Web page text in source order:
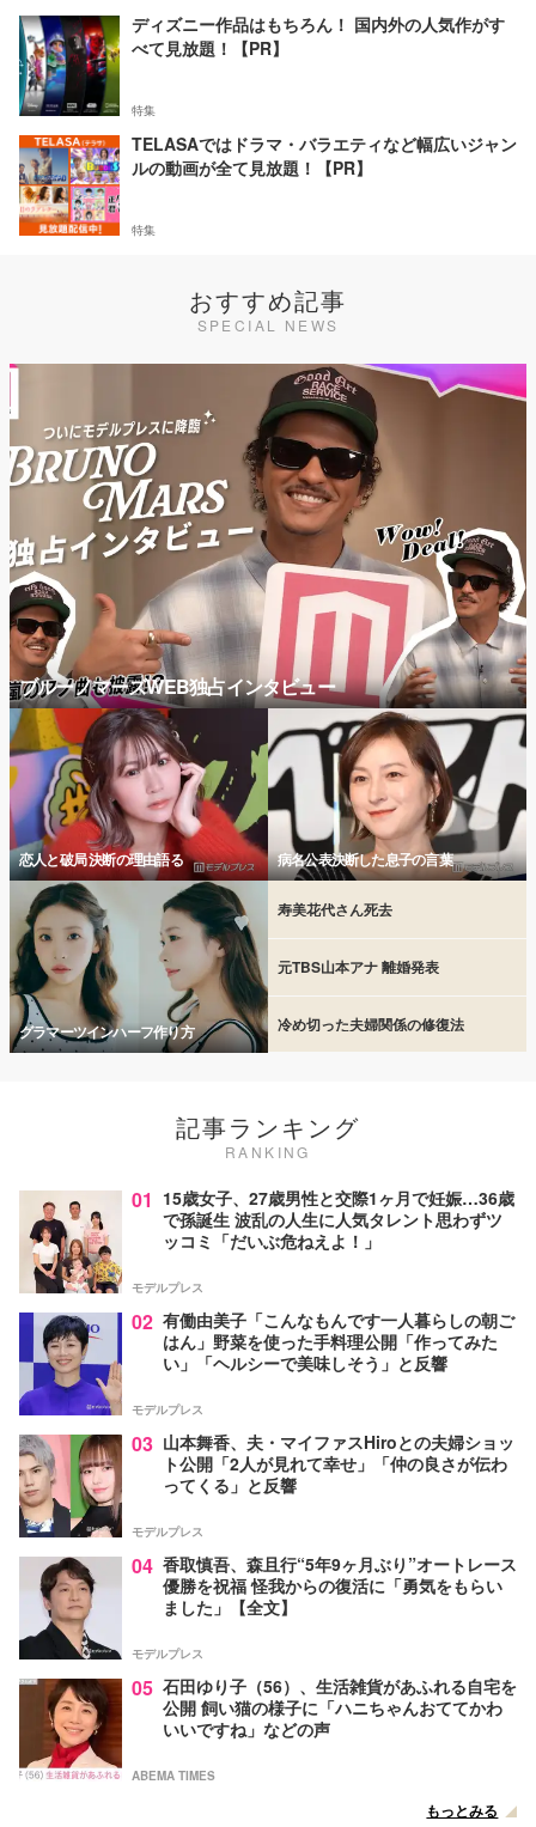
ディズニー作品はもちろん！ 国内外の人気作がす
べて見放題！【PR】
特集
TELASAではドラマ・バラエティなど幅広いジャン
ルの動画が全て見放題！【PR】
特集
おすすめ記事
SPECIAL NEWS
ブルーノマーズWEB独占インタビュー
恋人と破局 決断の理由語る 病名公表決断した息子の言葉
グラマーツインハーフ作り方
寿美花代さん死去
元TBS山本アナ 離婚発表
冷め切った夫婦関係の修復法
記事ランキング
RANKING
01 15歳女子、27歳男性と交際1ヶ月で妊娠…36歳
で孫誕生 波乱の人生に人気タレント思わずツ
ッコミ「だいぶ危ねえよ！」
モデルプレス
02 有働由美子「こんなもんです一人暮らしの朝ご
はん」野菜を使った手料理公開「作ってみた
い」「ヘルシーで美味しそう」と反響
モデルプレス
03 山本舞香、夫・マイファスHiroとの夫婦ショッ
ト公開「2人が見れて幸せ」「仲の良さが伝わ
ってくる」と反響
モデルプレス
04 香取慎吾、森且行“5年9ヶ月ぶり”オートレース
優勝を祝福 怪我からの復活に「勇気をもらい
ました」【全文】
モデルプレス
05 石田ゆり子（56）、生活雑貨があふれる自宅を
公開 飼い猫の様子に「ハニちゃんおててかわ
いいですね」などの声
ABEMA TIMES
もっとみる